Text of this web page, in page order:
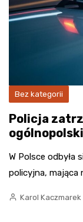
Bez kategorii
Policja
W Polsce odbyła
policyjna, mająca
Karol Kaczmarek